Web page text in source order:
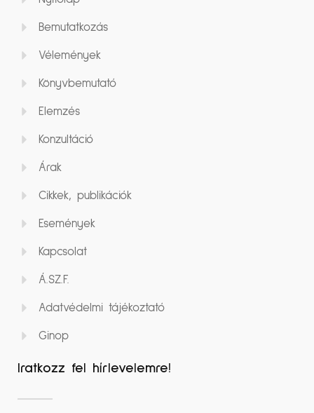
Bemutatkozás
Vélemények
Könyvbemutató
Elemzés
Konzultáció
Árak
Cikkek, publikációk
Események
Kapcsolat
Á.SZ.F.
Adatvédelmi tájékoztató
Ginop
Iratkozz fel hírlevelemre!